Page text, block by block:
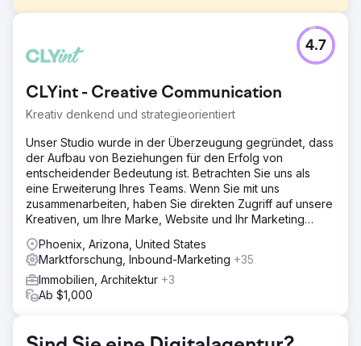
Millionen von Menschen suchen online nach Hilfe bei
ihrer ADHS, und ADDA wurde von 99,9 % dieser
sondern weil sie nicht mit denen mit einer SEO-Strategie
mithalten konnten. Dies bedeutete, dass die echte Stimme
von ADDA von gewinnorientierten Unternehmen in den
Schatten gestellt wurde.
Lösung
Content-Strategie – Von der Analyse bis zur Umsetzung 1.
Schlüsselwörter und Conversion-Mapping 2. Internes
Link-Targeting, Inhaltsbereinigung und On-Page-Arbeit 3
Reverse Engineering und Gewinnung hervorgehobener
Snippets 4. Implementierte EEAT-Richtlinien
Ergebnis
Innerhalb von 12 Monaten stieg die organische
Reichweite von ADD.org sprunghaft an: - 233 %
CLYint - Creative Communication
Kreativ denkend und strategieorientiert
4.7
Unser Studio wurde in der Überzeugung gegründet, dass
der Aufbau von Beziehungen für den Erfolg von
entscheidender Bedeutung ist. Betrachten Sie uns als
eine Erweiterung Ihres Teams. Wenn Sie mit uns
zusammenarbeiten, haben Sie direkten Zugriff auf unsere
Kreativen, um Ihre Marke, Website und Ihr Marketing
Phoenix, Arizona, United States
Marktforschung, Inbound-Marketing +35
Immobilien, Architektur +3
Ab $1,000